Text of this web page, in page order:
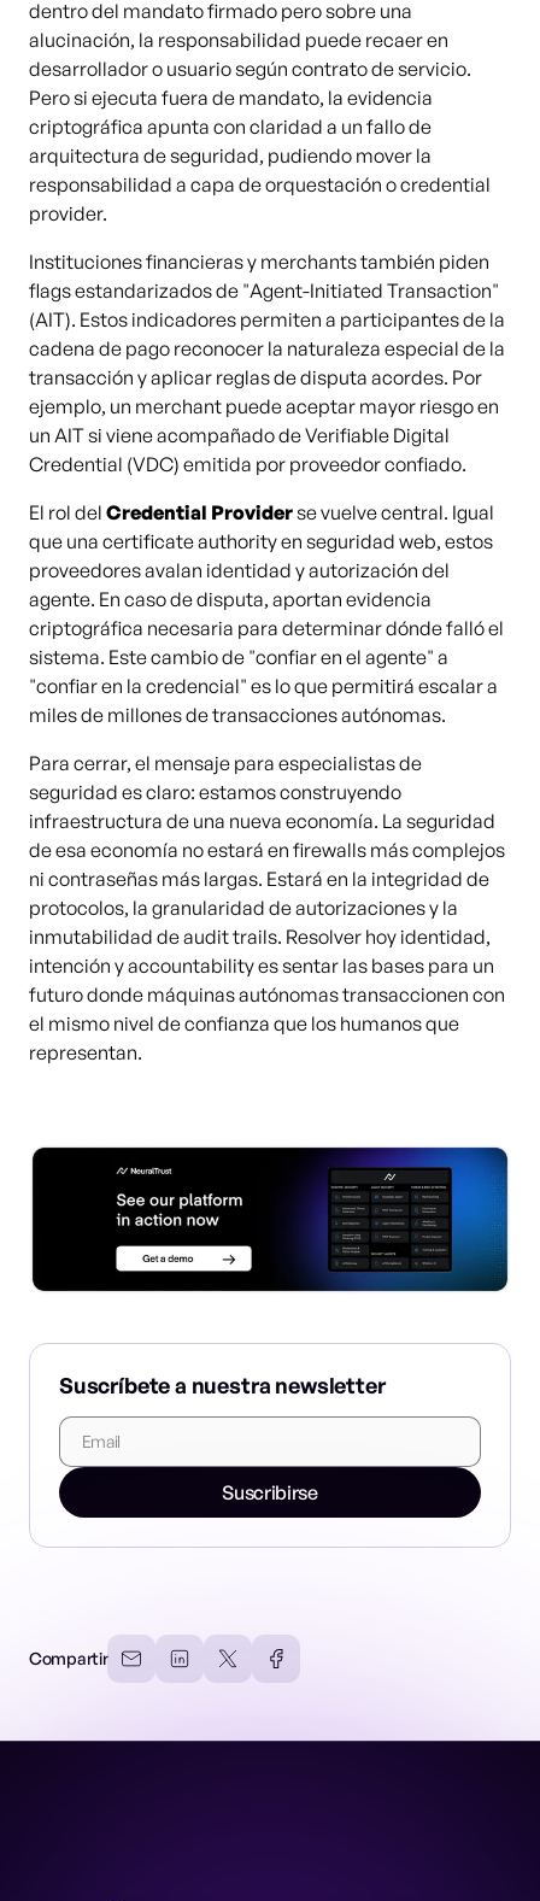
dentro del mandato firmado pero sobre una
alucinación, la responsabilidad puede recaer en
desarrollador o usuario según contrato de servicio.
Pero si ejecuta fuera de mandato, la evidencia
criptográfica apunta con claridad a un fallo de
arquitectura de seguridad, pudiendo mover la
responsabilidad a capa de orquestación o credential
provider.
Instituciones financieras y merchants también piden
flags estandarizados de "Agent-Initiated Transaction"
(AIT). Estos indicadores permiten a participantes de la
cadena de pago reconocer la naturaleza especial de la
transacción y aplicar reglas de disputa acordes. Por
ejemplo, un merchant puede aceptar mayor riesgo en
un AIT si viene acompañado de Verifiable Digital
Credential (VDC) emitida por proveedor confiado.
El rol del Credential Providerse vuelve central. Igual
que una certificate authority en seguridad web, estos
proveedores avalan identidad y autorización del
agente. En caso de disputa, aportan evidencia
criptográfica necesaria para determinar dónde falló el
sistema. Este cambio de "confiar en el agente" a
"confiar en la credencial" es lo que permitirá escalar a
miles de millones de transacciones autónomas.
Para cerrar, el mensaje para especialistas de
seguridad es claro: estamos construyendo
infraestructura de una nueva economía. La seguridad
de esa economía no estará en firewalls más complejos
ni contraseñas más largas. Estará en la integridad de
protocolos, la granularidad de autorizaciones y la
inmutabilidad de audit trails. Resolver hoy identidad,
intención y accountability es sentar las bases para un
futuro donde máquinas autónomas transaccionen con
el mismo nivel de confianza que los humanos que
representan.
Suscríbete a nuestra newsletter
Suscribirse
Compartir